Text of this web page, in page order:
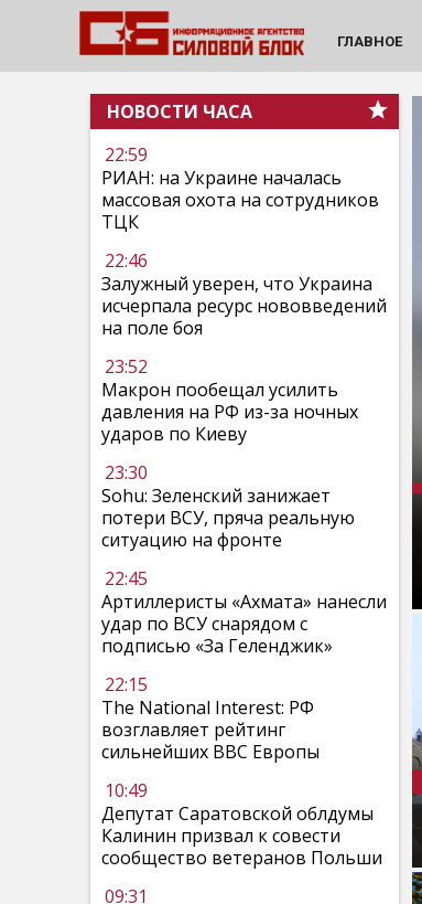
ГЛАВНОЕ
НОВОСТИ ЧАСА
22:59
РИАН: на Украине началась
массовая охота на сотрудников
ТЦК
22:46
Залужный уверен, что Украина
исчерпала ресурс нововведений
на поле боя
23:52
Макрон пообещал усилить
давления на РФ из-за ночных
ударов по Киеву
23:30
Sohu: Зеленский занижает
потери ВСУ, пряча реальную
ситуацию на фронте
22:45
Артиллеристы «Ахмата» нанесли
удар по ВСУ снарядом с
подписью «За Геленджик»
22:15
The National Interest: РФ
возглавляет рейтинг
сильнейших ВВС Европы
10:49
Депутат Саратовской облдумы
Калинин призвал к совести
сообщество ветеранов Польши
09:31